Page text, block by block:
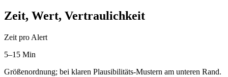
Zeit, Wert, Vertraulichkeit
Zeit pro Alert
5–15 Min
Größenordnung; bei klaren Plausibilitäts-Mustern am unteren Rand.